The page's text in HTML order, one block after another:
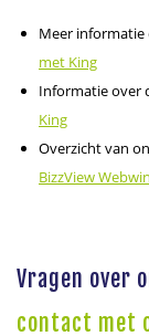
Meer informatie
met King
Informatie over
King
Overzicht van
BizzView
Vragen over
contact met